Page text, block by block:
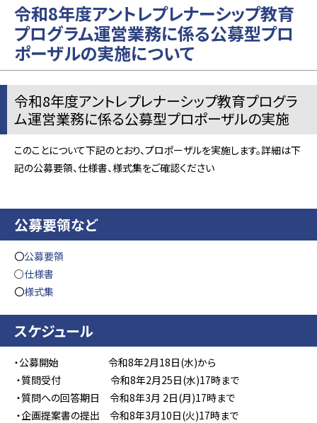
令和8年度アントレプレナーシップ教育
プログラム運営業務に係る公募型プロ
ポーザルの実施について
令和8年度アントレプレナーシップ教育プログラ
ム運営業務に係る公募型プロポーザルの実施
このことについて下記のとおり、プロポーザルを実施します。詳細は下
記の公募要領、仕様書、様式集をご確認ください
公募要領など
〇公募要領
○仕様書
〇様式集
スケジュール
‧公募開始 令和8年2月18日(水)から
‧質問受付 令和8年2月25日(水)17時まで
‧質問への回答期日 令和8年3月 2日(月)17時まで
‧企画提案書の提出 令和8年3月10日(火)17時まで